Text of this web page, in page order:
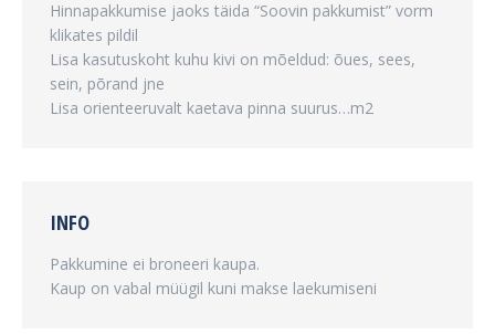
Hinnapakkumise jaoks täida “Soovin pakkumist” vorm
klikates pildil
Lisa kasutuskoht kuhu kivi on mõeldud: õues, sees,
sein, põrand jne
Lisa orienteeruvalt kaetava pinna suurus…m2
INFO
Pakkumine ei broneeri kaupa.
Kaup on vabal müügil kuni makse laekumiseni